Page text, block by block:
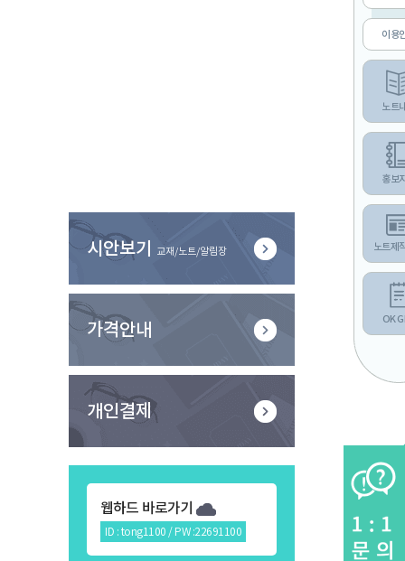
시안보기 교재/노트/알림장
가격안내
개인결제
웹하드 바로가기
ID : tong1100 / PW :22691100
이용
노트
홍보
노트제
OK